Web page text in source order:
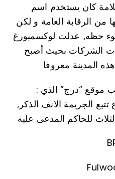
كان يستخدم اسم
من الرقابة العامة و لكن
حظه⸲ عدلت لوكسمبورغ
سجلات الشركات بحيث أصبح
المدينة معروفا
: بالإضافة إلى كل هذا⸲ بحسب موقع “درج” الذي
الجريمة الانف الذكر⸲
للحاكم المدعى عليه